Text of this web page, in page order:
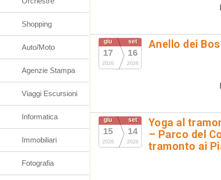
giu
17
2026
set
16
2026
Anello dei
giu
15
2026
set
14
2026
Yoga al
– Parco del
tramonto ai
Shopping
Auto/Moto
Agenzie Stampa
Viaggi Escursioni
Informatica
Immobiliari
Fotografia